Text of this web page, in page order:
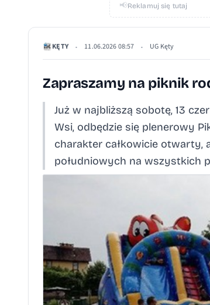
📢Reklamuj się tutaj
KĘTY • 11.06.2026 08:57 • UG Kęty
Zapraszamy na piknik
Już w najbliższą sobotę, 13
Wsi, odbędzie się plenerowy
charakter całkowicie otwarty,
południowych na wszystkich